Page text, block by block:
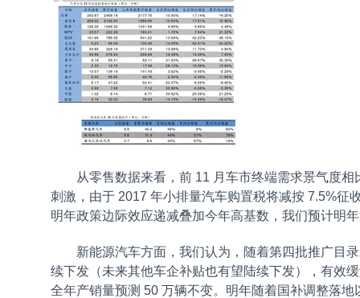
从零售数据来看，前 11 月车市终端需求景气度
刺激，由于 2017 年小排量汽车购置税将减按 7.5%征
明年政策边际效应递减叠加今年高基数，我们预计明
新能源汽车方面，我们认为，随着第四批推广目
续下发（未来其他车企补贴也有望陆续下发），有效
全年产销量预测 50 万辆不变。明年随着国补调整落